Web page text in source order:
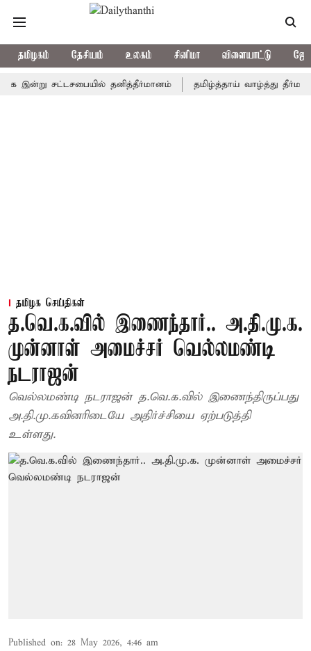
தமிழகம் தேசியம் உலகம் சினிமா விளையாட்டு
சட்டசபையில் தனித்தீர்மானம் தமிழ்த்தாய் வாழ்த்து தீர்மானம்
தமிழக செய்திகள்
த.வெ.க.வில் இணைந்தார்.. அ.தி.மு.க.
முன்னாள் அமைச்சர் வெல்லமண்டி
நடராஜன்
வெல்லமண்டி நடராஜன் த.வெ.க.வில் இணைந்திருப்பது
அ.தி.மு.கவினரிடையே அதிர்ச்சியை ஏற்படுத்தி
உள்ளது.
Published on: 28 May 2026, 4:46 am